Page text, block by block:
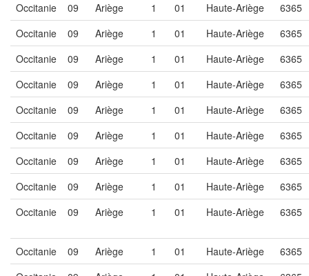
Occitanie
09 Ariège 1 01 Haute-Ariège
6365
Occitanie
09 Ariège 1 01 Haute-Ariège
6365
Occitanie
09 Ariège 1 01 Haute-Ariège
6365
Occitanie
09 Ariège 1 01 Haute-Ariège
6365
Occitanie
09 Ariège 1 01 Haute-Ariège
6365
Occitanie
09 Ariège 1 01 Haute-Ariège
6365
Occitanie
09 Ariège 1 01 Haute-Ariège
6365
Occitanie
09 Ariège 1 01 Haute-Ariège
6365
Occitanie
09 Ariège 1 01 Haute-Ariège 6365
Occitanie 09 Ariège 1 01 Haute-Ariège
6365